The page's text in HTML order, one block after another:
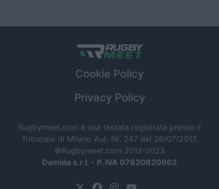
Cookie Policy
Privacy Policy
Rugbymeet.com è una testata registrata presso il
Tribunale di Milano Aut. Nr. 247 del 26/07/2017.
©Rugbymeet.com 2012-2023
Damida s.r.l. - P. IVA 07820820962